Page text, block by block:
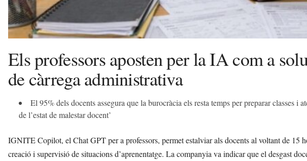
Els professors aposten per la IA com a
de càrrega administrativa
El 95% dels docents assegura que la burocràcia els resta temps per preparar classes i
de l’estat de malestar docent’
IGNITE Copilot, el Chat GPT per a professors, permet estalviar als docents al voltant de 15
creació i supervisió de situacions d’aprenentatge. La companyia va indicar que el desgast